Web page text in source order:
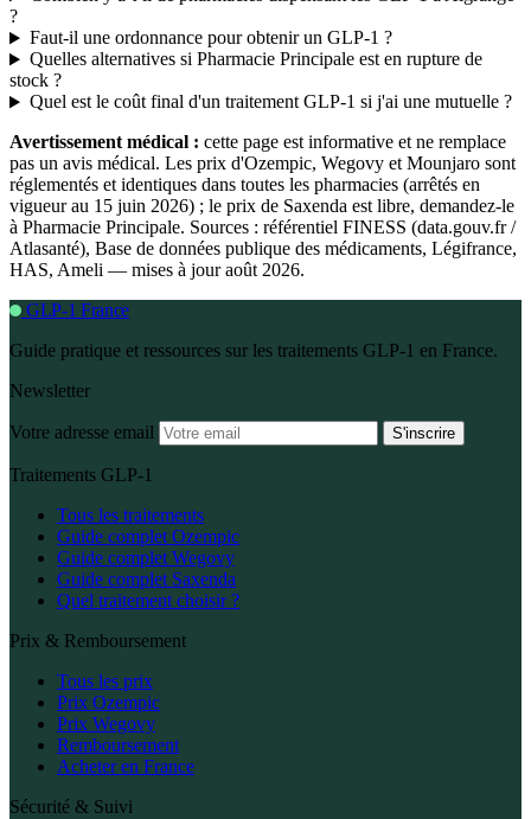
?
Faut-il une ordonnance pour obtenir un GLP-1 ?
Quelles alternatives si Pharmacie Principale est en rupture de
stock ?
Quel est le coût final d'un traitement GLP-1 si j'ai une mutuelle ?
Avertissement médical : cette page est informative et ne remplace
pas un avis médical. Les prix d'Ozempic, Wegovy et Mounjaro sont
réglementés et identiques dans toutes les pharmacies (arrêtés en
vigueur au 15 juin 2026) ; le prix de Saxenda est libre, demandez-le
à Pharmacie Principale. Sources : référentiel FINESS (data.gouv.fr /
Atlasanté), Base de données publique des médicaments, Légifrance,
HAS, Ameli — mises à jour août 2026.
GLP-1 France
Guide pratique et ressources sur les traitements GLP-1 en France.
Newsletter
Votre adresse email S'inscrire
Traitements GLP-1
Tous les traitements
Guide complet Ozempic
Guide complet Wegovy
Guide complet Saxenda
Quel traitement choisir ?
Prix & Remboursement
Tous les prix
Prix Ozempic
Prix Wegovy
Remboursement
Acheter en France
Sécurité & Suivi